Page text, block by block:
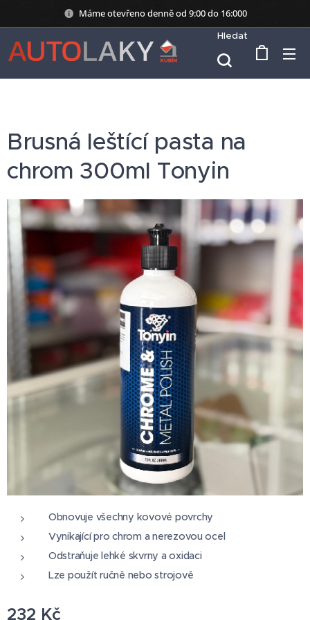
Máme otevřeno denně od 9:00 do 16:000
Hledat
Brusná leštící pasta na
chrom 300ml Tonyin
Obnovuje všechny kovové povrchy
Vynikající pro chrom a nerezovou ocel
Odstraňuje lehké skvrny a oxidaci
Lze použít ručně nebo strojově
232 Kč